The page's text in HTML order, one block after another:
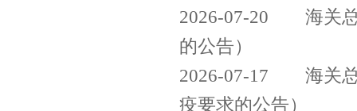
2026-07-20
海关
的公告）
2026-07-17
海关
疫要求的公告）